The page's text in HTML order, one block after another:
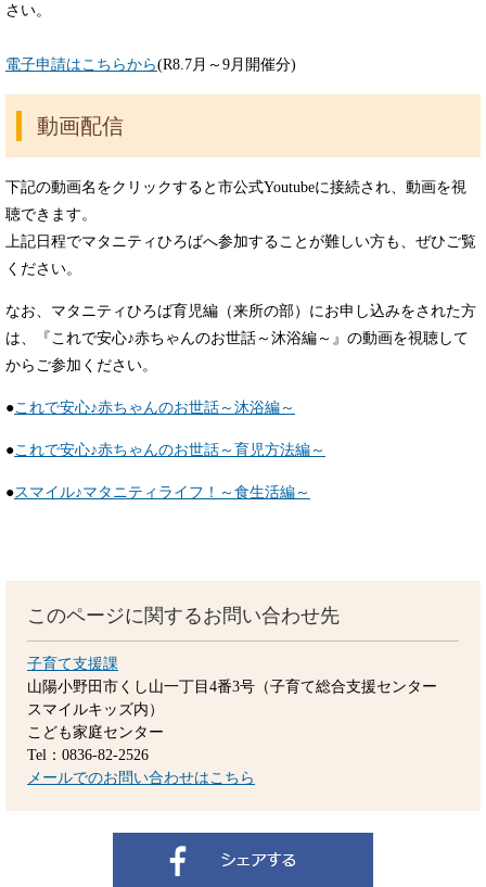
さい。
電子申請はこちらから(R8.7月～9月開催分)
動画配信
下記の動画名をクリックすると市公式Youtubeに接続され、動画を視
聴できます。
上記日程でマタニティひろばへ参加することが難しい方も、ぜひご覧
ください。
なお、マタニティひろば育児編（来所の部）にお申し込みをされた方
は、『これで安心♪赤ちゃんのお世話～沐浴編～』の動画を視聴して
からご参加ください。
●これで安心♪赤ちゃんのお世話～沐浴編～
●これで安心♪赤ちゃんのお世話～育児方法編～
●スマイル♪マタニティライフ！～食生活編～
このページに関するお問い合わせ先
子育て支援課
山陽小野田市くし山一丁目4番3号（子育て総合支援センター
スマイルキッズ内）
こども家庭センター
Tel：0836-82-2526
メールでのお問い合わせはこちら